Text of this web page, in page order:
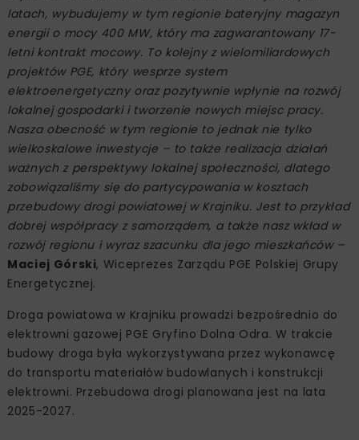
latach, wybudujemy w tym regionie bateryjny magazyn
energii o mocy 400 MW, który ma zagwarantowany 17-
letni kontrakt mocowy. To kolejny z wielomiliardowych
projektów PGE, który wesprze system
elektroenergetyczny oraz pozytywnie wpłynie na rozwój
lokalnej gospodarki i tworzenie nowych miejsc pracy.
Nasza obecność w tym regionie to jednak nie tylko
wielkoskalowe inwestycje – to także realizacja działań
ważnych z perspektywy lokalnej społeczności, dlatego
zobowiązaliśmy się do partycypowania w kosztach
przebudowy drogi powiatowej w Krajniku. Jest to przykład
dobrej współpracy z samorządem, a także nasz wkład w
rozwój regionu i wyraz szacunku dla jego mieszkańców –
Maciej Górski, Wiceprezes Zarządu PGE Polskiej Grupy
Energetycznej.
Droga powiatowa w Krajniku prowadzi bezpośrednio do
elektrowni gazowej PGE Gryfino Dolna Odra. W trakcie
budowy droga była wykorzystywana przez wykonawcę
do transportu materiałów budowlanych i konstrukcji
elektrowni. Przebudowa drogi planowana jest na lata
2025-2027.